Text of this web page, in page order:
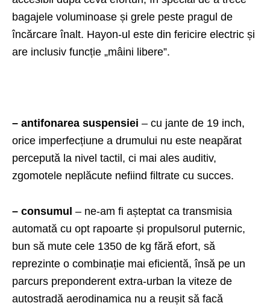
bagajele voluminoase și grele peste pragul de
încărcare înalt. Hayon-ul este din fericire electric și
are inclusiv funcție „mâini libere”.
– antifonarea suspensiei – cu jante de 19 inch,
orice imperfecțiune a drumului nu este neapărat
percepută la nivel tactil, ci mai ales auditiv,
zgomotele neplăcute nefiind filtrate cu succes.
– consumul – ne-am fi așteptat ca transmisia
automată cu opt rapoarte și propulsorul puternic,
bun să mute cele 1350 de kg fără efort, să
reprezinte o combinație mai eficientă, însă pe un
parcurs preponderent extra-urban la viteze de
autostradă aerodinamica nu a reușit să facă